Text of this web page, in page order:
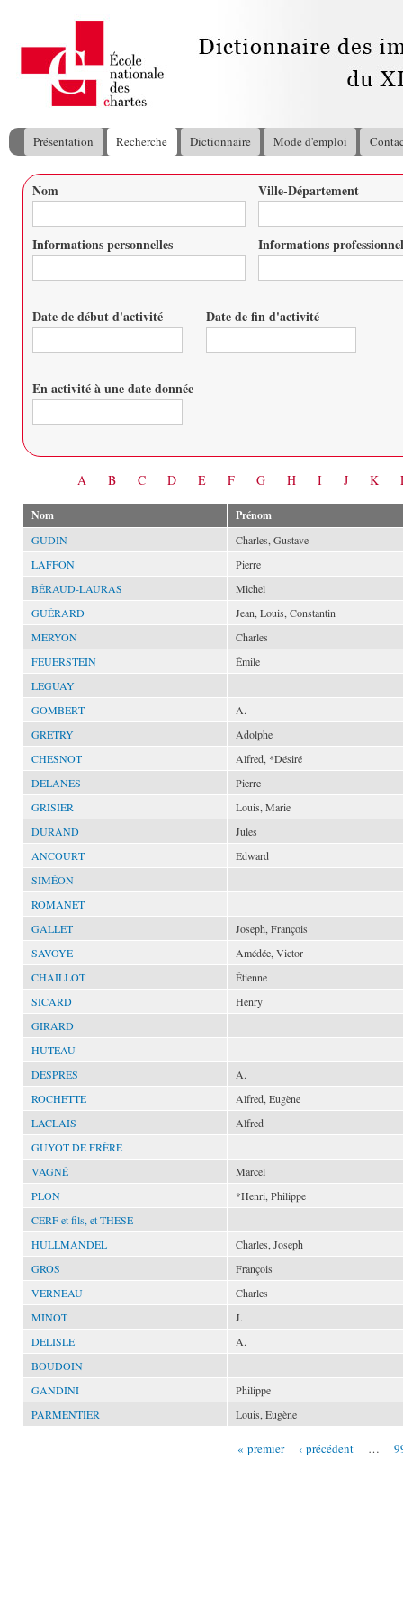
Menu principal
Présentation Recherche Dictionnaire Mode d'emploi
Vous êtes ici
Nom Ville-Département
Informations personnelles Informations
Date de début d'activité Date de fin d'activité
En activité à une date donnée
A B C D E F G H I J K
Nom Prénom
GUDIN
Charles, Gustave
LAFFON
Pierre
BÉRAUD-LAURAS
Michel
GUÉRARD
Jean, Louis, Constantin
MERYON
Charles
FEUERSTEIN
Émile
LEGUAY
GOMBERT
A.
GRETRY
Adolphe
CHESNOT
Alfred, *Désiré
DELANES
Pierre
GRISIER
Louis, Marie
DURAND
Jules
ANCOURT
Edward
SIMÉON
ROMANET
GALLET
Joseph, François
SAVOYE
Amédée, Victor
CHAILLOT
Étienne
SICARD
Henry
GIRARD
HUTEAU
DESPRÉS
A.
ROCHETTE
Alfred, Eugène
LACLAIS
Alfred
GUYOT DE FRÈRE
VAGNÉ
Marcel
PLON
*Henri, Philippe
CERF et fils, et THESE
HULLMANDEL
Charles, Joseph
GROS
François
VERNEAU
Charles
MINOT
J.
DELISLE
A.
BOUDOIN
GANDINI
Philippe
PARMENTIER
Louis, Eugène
« premier ‹ précédent …